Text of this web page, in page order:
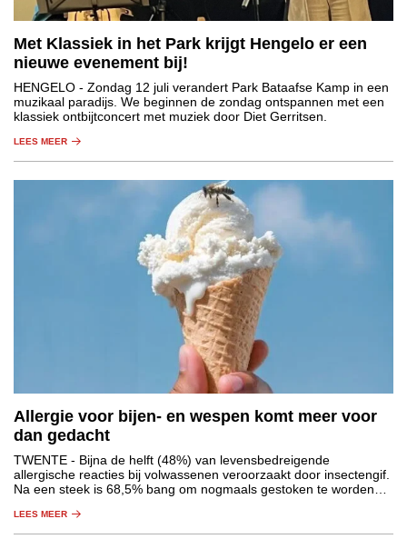
Met Klassiek in het Park krijgt Hengelo er een
nieuwe evenement bij!
HENGELO - Zondag 12 juli verandert Park Bataafse Kamp in een
muzikaal paradijs. We beginnen de zondag ontspannen met een
klassiek ontbijtconcert met muziek door Diet Gerritsen.
LEES MEER
Allergie voor bijen- en wespen komt meer voor
dan gedacht
TWENTE - Bijna de helft (48%) van levensbedreigende
allergische reacties bij volwassenen veroorzaakt door insectengif.
Na een steek is 68,5% bang om nogmaals gestoken te worden
LEES MEER